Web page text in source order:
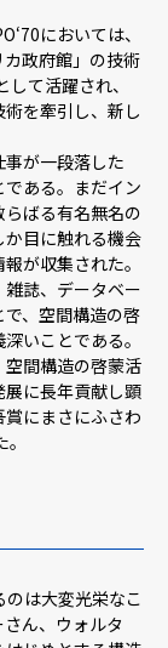
においては、
政府館」の技術
て活躍され、
を牽引し、新し
が一段落した
ある。まだイン
ばる有名無名の
目に触れる機会
が収集された。
誌、データベー
、空間構造の啓
いことである。
間構造の啓蒙活
に長年貢献し顕
にまさにふさわ
は大変光栄なこ
ん、ウォルタ